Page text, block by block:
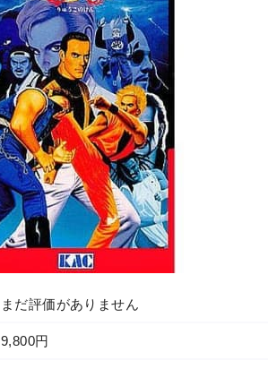
まだ評価がありません
9,800円